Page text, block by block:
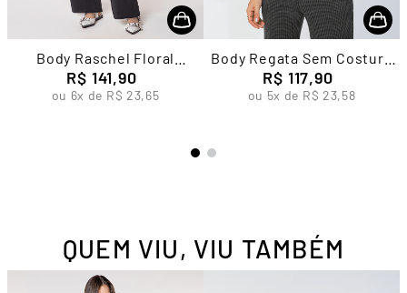
Body Raschel Floral
Feminino Lupo
R$ 141,90
ou 6x de R$ 23,65
Body Regata Sem Costura
Feminino Lupo
R$ 117,90
ou 5x de R$ 23,58
QUEM VIU, VIU TAMBÉM